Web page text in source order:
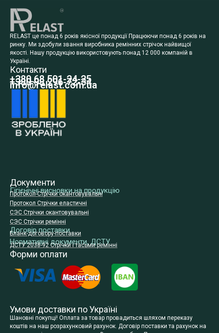
RELAST це понад 6 років якісної продукції Працюючи понад 6 років на
ринку. Ми здобули звання виробника ремінних стрічок найвищої
якості. Нашу продукцію використовують понад 12 000 компаній в
Україні.
Контакти
+380 68 501-24-25
+380 98 296-72-34
info@relast.com.ua
Документи
Гігієнічні висновки на продукцію
Протокол-Стрічки окантовувальні
Протокол Стрічки еластичні
СЭС Стрічки окантовувальні
СЭС Стрічки ремінні
Договір поставки
Бланк-договору-поставки
Нормативні документи, ДСТУ
ДСТУ 2038-92 Стрічки і тасьми ремінні
Форми оплати
Умови доставки по Україні
Шановні покупці! Оплата за товар провадиться шляхом переказу
коштів на наш розрахунковий рахунок. Договір поставки та рахунок на